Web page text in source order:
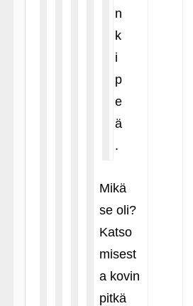
n
k
i
p
e
ä
.
Mikä
se oli?
Katso
misest
a kovin
pitkä